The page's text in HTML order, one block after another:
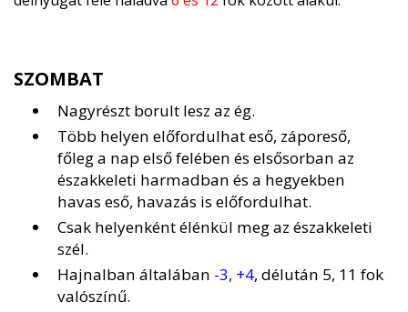
SZOMBAT
Nagyrészt borult lesz az ég.
Több helyen előfordulhat eső, záporeső,
főleg a nap első felében és elsősorban az
északkeleti harmadban és a hegyekben
havas eső, havazás is előfordulhat.
Csak helyenként élénkül meg az északkeleti
szél.
Hajnalban általában -3, +4, délután 5, 11 fok
valószínű.